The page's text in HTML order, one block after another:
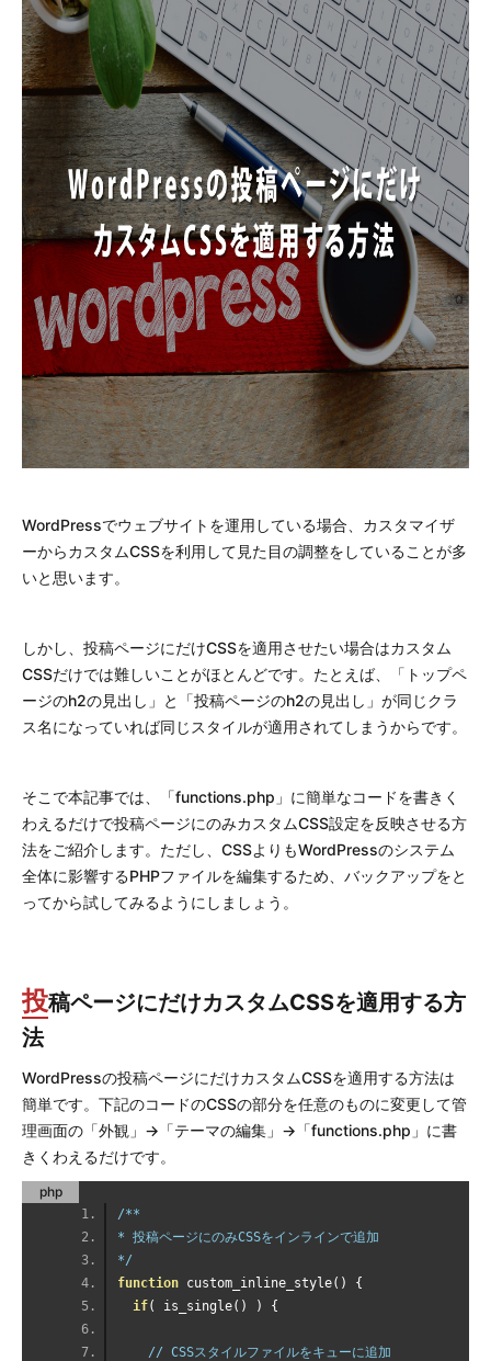
WordPressでウェブサイトを運用している場合、カスタマイザ
ーからカスタムCSSを利用して見た目の調整をしていることが多
いと思います。
しかし、投稿ページにだけCSSを適用させたい場合はカスタム
CSSだけでは難しいことがほとんどです。たとえば、「トップペ
ージのh2の見出し」と「投稿ページのh2の見出し」が同じクラ
ス名になっていれば同じスタイルが適用されてしまうからです。
そこで本記事では、「functions.php」に簡単なコードを書きく
わえるだけで投稿ページにのみカスタムCSS設定を反映させる方
法をご紹介します。ただし、CSSよりもWordPressのシステム
全体に影響するPHPファイルを編集するため、バックアップをと
ってから試してみるようにしましょう。
投稿ページにだけカスタムCSSを適用する方
法
WordPressの投稿ページにだけカスタムCSSを適用する方法は
簡単です。下記のコードのCSSの部分を任意のものに変更して管
理画面の「外観」→「テーマの編集」→「functions.php」に書
きくわえるだけです。
php
/**
* 投稿ページにのみCSSをインラインで追加
*/
function custom_inline_style()
{
if( is_single() ) {
// CSSスタイルファイルをキューに追加